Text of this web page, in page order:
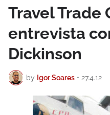
Travel Trade
entrevista
Dickinson
by Igor Soares • 27.4.12